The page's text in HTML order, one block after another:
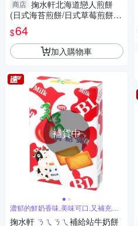
商店 掬水軒北海道戀人煎餅
(日式海苔煎餅/日式草莓煎餅/
日式牛奶煎餅)(108-120G/盒)
【愛買】
$64
加入購物車
補貨中
濃郁的鮮奶香味,美味可口,又補充鈣
質營養
掬水軒 ㄋㄟㄋㄟ補給站牛奶餅